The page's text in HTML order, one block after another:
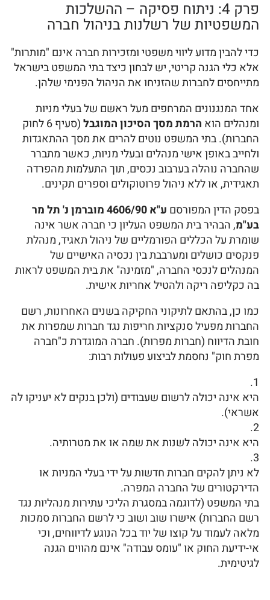
פרק 4: ניתוח פסיקה – ההשלכות
המשפטיות של רשלנות בניהול חברה
כדי להבין מדוע ליווי משפטי ומזכירות חברה אינם "מותרות"
אלא כלי הגנה קריטי, יש לבחון כיצד בתי המשפט בישראל
מתייחסים לחברות שהזניחו את הניהול הפנימי שלהן.
אחד המנגנונים המרחפים מעל ראשם של בעלי מניות
ומנהלים הוא הרמת מסך הסיכון המוגבל
(סעיף 6 לחוק
החברות). בתי המשפט נוטים להרים את מסך ההתאגדות
ולחייב באופן אישי מנהלים ובעלי מניות, כאשר מתברר
שהחברה נוהלה בערבוב נכסים, תוך התעלמות מהפרדה
תאגידית, או ללא ניהול פרוטוקולים וספרים תקינים.
בפסק הדין המפורסם
ע"א 4606/90 מוברמן נ' תל מר
בע"מ, הבהיר בית המשפט העליון כי חברה אשר אינה
שומרת על הכללים הפורמליים של ניהול תאגיד, מנהלת
פנקסים כושלים ומערבבת בין נכסיה האישיים של
המנהלים לנכסי החברה, "מזמינה" את בית המשפט לראות
בה כקליפה ריקה ולהטיל אחריות אישית.
כמו כן, בהתאם לתיקוני החקיקה בשנים האחרונות, רשם
החברות מפעיל סנקציות חריפות נגד חברות שמפרות את
חובת הדיווח (חברות מפרות). חברה המוגדרת כ"חברה
מפרת חוק" נחסמת לביצוע פעולות רבות:
היא אינה יכולה לרשום שעבודים (ולכן בנקים לא יעניקו לה
אשראי).
היא אינה יכולה לשנות את שמה או את מטרותיה.
לא ניתן להקים חברות חדשות על ידי בעלי המניות או
הדירקטורים של החברה המפרה.
בתי המשפט (לדוגמה במסגרת הליכי עתירות מנהליות נגד
רשם החברות) אישרו שוב ושוב כי לרשם החברות סמכות
מלאה לעמוד על קוצו של יוד בכל הנוגע לדיווחים, וכי
אי-ידיעת החוק או "עומס עבודה" אינם מהווים הגנה
לגיטימית.